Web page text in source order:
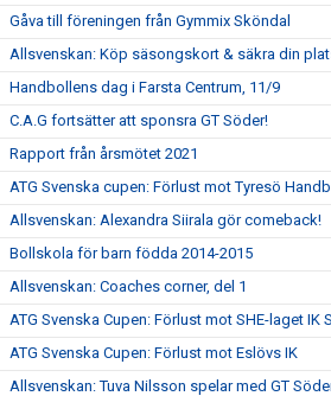
Gåva till föreningen från Gymmix Sköndal
Allsvenskan: Köp säsongskort & säkra din
Handbollens dag i Farsta Centrum, 11/9
C.A.G fortsätter att sponsra GT Söder!
Rapport från årsmötet 2021
ATG Svenska cupen: Förlust mot Tyresö
Allsvenskan: Alexandra Siirala gör comeback!
Bollskola för barn födda 2014-2015
Allsvenskan: Coaches corner, del 1
ATG Svenska Cupen: Förlust mot SHE-laget IK
ATG Svenska Cupen: Förlust mot Eslövs IK
Allsvenskan: Tuva Nilsson spelar med GT